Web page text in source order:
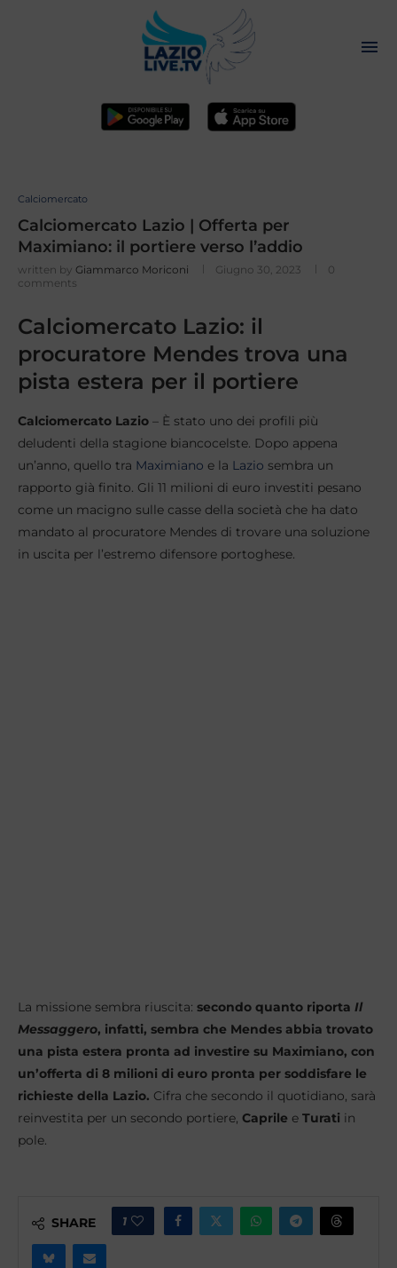
Calciomercato
Calciomercato Lazio | Offerta per
Maximiano: il portiere verso l’addio
written by Giammarco Moriconi Giugno 30, 2023
0
comments
Calciomercato Lazio: il
procuratore Mendes trova una
pista estera per il portiere
Calciomercato Lazio – È stato uno dei profili più
deludenti della stagione biancocelste. Dopo appena
un’anno, quello tra Maximiano e la Lazio sembra un
rapporto già finito. Gli 11 milioni di euro investiti pesano
come un macigno sulle casse della società che ha dato
mandato al procuratore Mendes di trovare una soluzione
in uscita per l’estremo difensore portoghese.
La missione sembra riuscita: secondo quanto riporta Il
Messaggero, infatti, sembra che Mendes abbia trovato
una pista estera pronta ad investire su Maximiano, con
un’offerta di 8 milioni di euro pronta per soddisfare le
richieste della Lazio. Cifra che secondo il quotidiano, sarà
reinvestita per un secondo portiere, Caprile e Turati in
pole.
SHARE 1